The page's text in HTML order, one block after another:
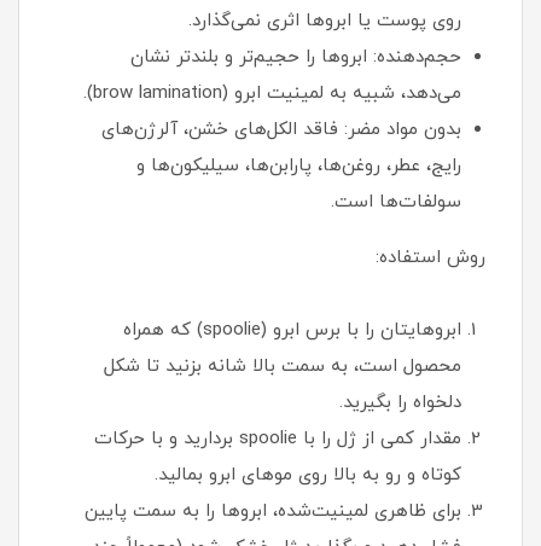
روی پوست یا ابروها اثری نمی‌گذارد.
حجم‌دهنده: ابروها را حجیم‌تر و بلندتر نشان
می‌دهد، شبیه به لمینیت ابرو (brow lamination).
بدون مواد مضر: فاقد الکل‌های خشن، آلرژن‌های
رایج، عطر، روغن‌ها، پارابن‌ها، سیلیکون‌ها و
سولفات‌ها است.
روش استفاده:
ابروهایتان را با برس ابرو (spoolie) که همراه
محصول است، به سمت بالا شانه بزنید تا شکل
دلخواه را بگیرید.
مقدار کمی از ژل را با spoolie بردارید و با حرکات
کوتاه و رو به بالا روی موهای ابرو بمالید.
برای ظاهری لمینیت‌شده، ابروها را به سمت پایین